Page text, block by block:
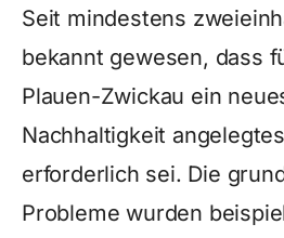
Seit mindestens
bekannt gewesen, dass
Plauen-Zwickau ein
Nachhaltigkeit
erforderlich sei. Die
Probleme wurden